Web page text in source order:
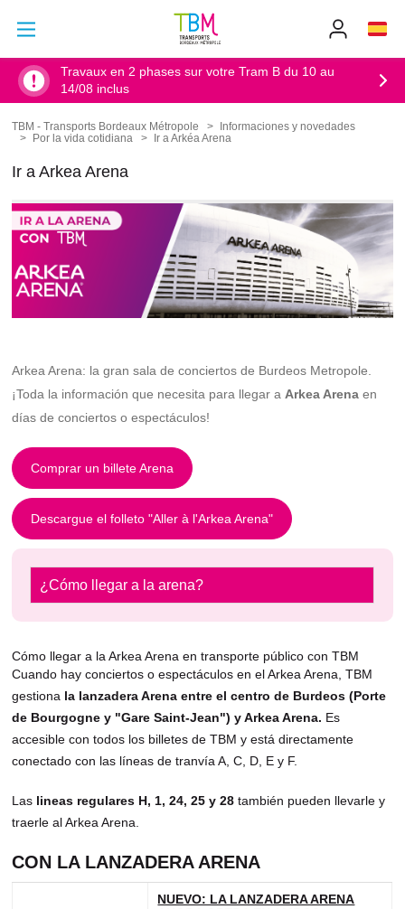
Accueil
Travaux en 2 phases sur votre Tram B du 10 au
14/08 inclus
Sobrescribir
enlaces
de
ayuda
la
navegación
TBM - Transports Bordeaux Métropole
Informaciones y novedades
Por la vida cotidiana
Ir a Arkéa Arena
Ir a Arkea Arena
Arkea Arena: la gran sala de conciertos de Burdeos Metropole.
¡Toda la información que necesita para llegar a Arkea Arena en
días de conciertos o espectáculos!
Comprar un billete Arena
Descargue el folleto "Aller à l'Arkea Arena"
¿Cómo llegar a la arena?
Cómo llegar a la Arkea Arena en transporte público con TBM
Cuando hay conciertos o espectáculos en el Arkea Arena, TBM
gestiona la lanzadera Arena entre el centro de Burdeos (Porte
de Bourgogne y "Gare Saint-Jean") y Arkea Arena. Es
accesible con todos los billetes de TBM y está directamente
conectado con las líneas de tranvía A, C, D, E y F.
Las lineas regulares H, 1, 24, 25 y 28 también pueden llevarle y
traerle al Arkea Arena.
CON LA LANZADERA ARENA
NUEVO: LA LANZADERA ARENA